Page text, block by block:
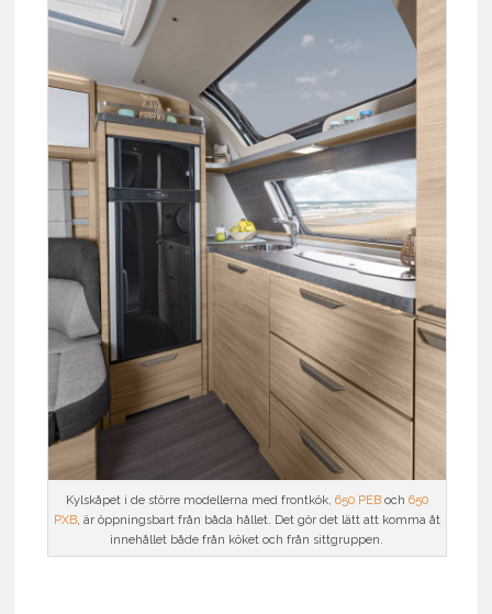
Kylskåpet i de större modellerna med frontkök, 650 PEBoch 650
PXB, är öppningsbart från båda hållet. Det gör det lätt att komma åt
innehållet både från köket och från sittgruppen.